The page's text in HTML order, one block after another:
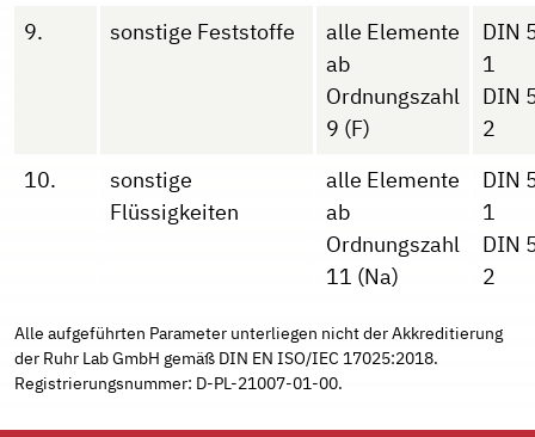
9. sonstige Feststoffe
alle Elemente
ab
Ordnungszahl
9 (F)
DIN
1
DIN
2
10.
sonstige
Flüssigkeiten
alle Elemente
ab
Ordnungszahl
11 (Na)
DIN
1
DIN
2
Alle aufgeführten Parameter unterliegen nicht der Akkreditierung
der Ruhr Lab GmbH gemäß DIN EN ISO/IEC 17025:2018.
Registrierungsnummer: D-PL-21007-01-00.